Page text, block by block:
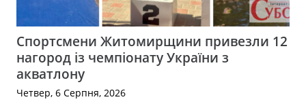
Спортсмени Житомирщини привезли 12
нагород із чемпіонату України з
акватлону
Четвер, 6 Серпня, 2026